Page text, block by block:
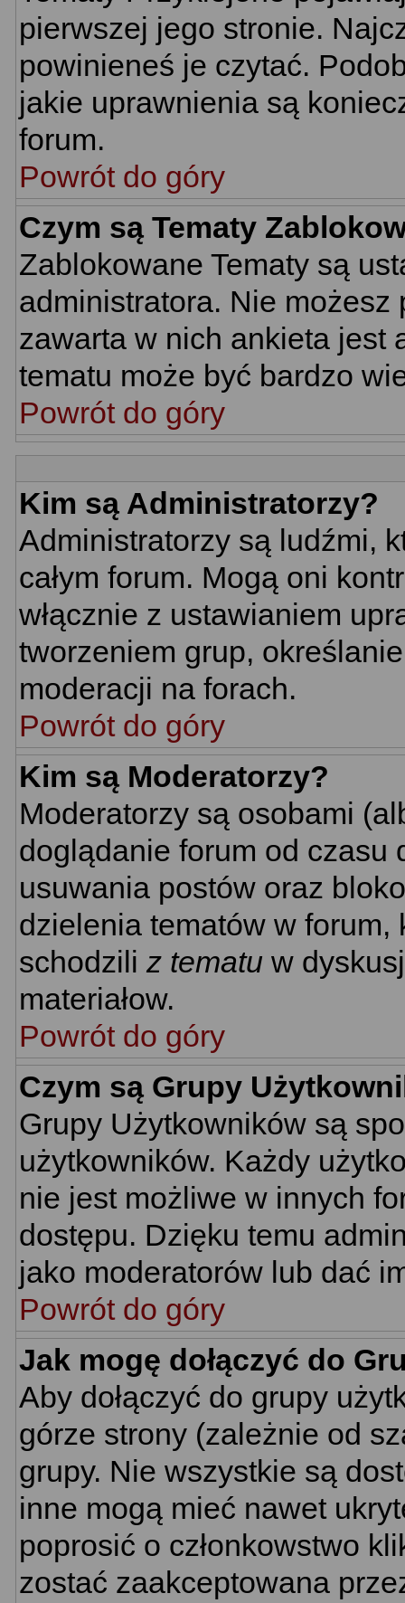
pierwszej jego stronie.
powinieneś je czytać.
jakie uprawnienia są
forum.
Powrót do góry
Czym są Tematy
Zablokowane Tematy są
administratora. Nie
zawarta w nich ankieta jest
tematu może być bardzo
Powrót do góry
Kim są Administratorzy?
Administratorzy są ludźmi,
całym forum. Mogą oni
włącznie z ustawianiem
tworzeniem grup,
moderacji na forach.
Powrót do góry
Kim są Moderatorzy?
Moderatorzy są osobami
doglądanie forum od czasu
usuwania postów oraz
dzielenia tematów w
schodzili z tematu w
materiałow.
Powrót do góry
Czym są Grupy
Grupy Użytkowników są
użytkowników. Każdy
nie jest możliwe w innych
dostępu. Dzięku temu
jako moderatorów lub dać
Powrót do góry
Jak mogę dołączyć do
Aby dołączyć do grupy
górze strony (zależnie od
grupy. Nie wszystkie są
inne mogą mieć nawet
poprosić o członkowstwo
zostać zaakceptowana